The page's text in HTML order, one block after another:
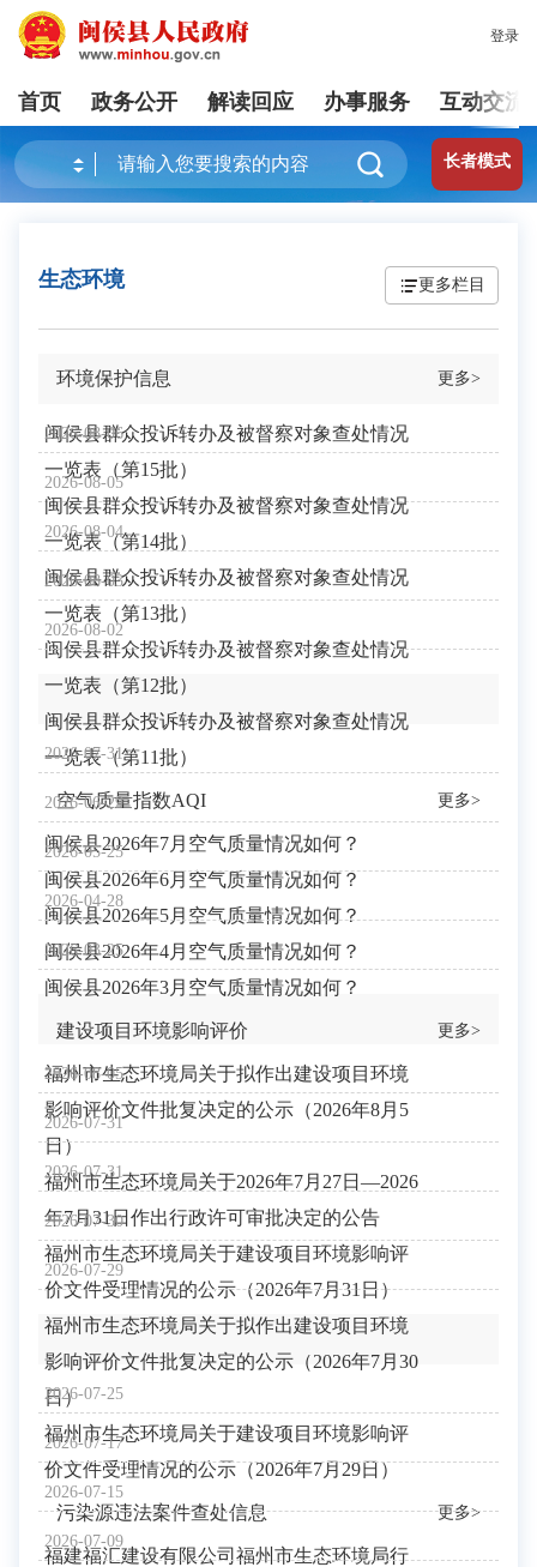
登录
首页 政务公开 解读回应 办事服务 互动交流
长者模式
生态环境 更多栏目
环境保护信息 更多>
2026-08-06
闽侯县群众投诉转办及被督察对象查处情况
一览表（第15批）
2026-08-05
闽侯县群众投诉转办及被督察对象查处情况
一览表（第14批）
2026-08-04
闽侯县群众投诉转办及被督察对象查处情况
一览表（第13批）
2026-08-03
闽侯县群众投诉转办及被督察对象查处情况
一览表（第12批）
2026-08-02
闽侯县群众投诉转办及被督察对象查处情况
一览表（第11批）
空气质量指数AQI 更多>
2026-07-31
闽侯县2026年7月空气质量情况如何？
2026-06-29
闽侯县2026年6月空气质量情况如何？
2026-05-25
闽侯县2026年5月空气质量情况如何？
2026-04-28
闽侯县2026年4月空气质量情况如何？
2026-03-25
闽侯县2026年3月空气质量情况如何？
建设项目环境影响评价 更多>
2026-08-05
福州市生态环境局关于拟作出建设项目环境
影响评价文件批复决定的公示（2026年8月5
日）
2026-07-31
福州市生态环境局关于2026年7月27日—2026
年7月31日作出行政许可审批决定的公告
2026-07-31
福州市生态环境局关于建设项目环境影响评
价文件受理情况的公示（2026年7月31日）
2026-07-30
福州市生态环境局关于拟作出建设项目环境
影响评价文件批复决定的公示（2026年7月30
日）
2026-07-29
福州市生态环境局关于建设项目环境影响评
价文件受理情况的公示（2026年7月29日）
污染源违法案件查处信息 更多>
2026-07-25
福建福汇建设有限公司福州市生态环境局行
2026-07-17
2026-07-15
2026-07-09